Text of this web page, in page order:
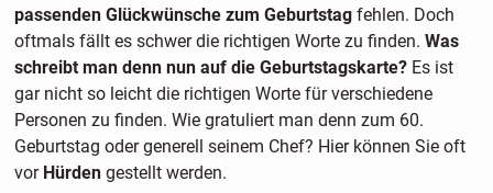
passenden Glückwünsche zum Geburtstag fehlen. Doch
oftmals fällt es schwer die richtigen Worte zu finden. Was
schreibt man denn nun auf die Geburtstagskarte? Es ist
gar nicht so leicht die richtigen Worte für verschiedene
Personen zu finden. Wie gratuliert man denn zum 60.
Geburtstag oder generell seinem Chef? Hier können Sie oft
vor Hürdengestellt werden.